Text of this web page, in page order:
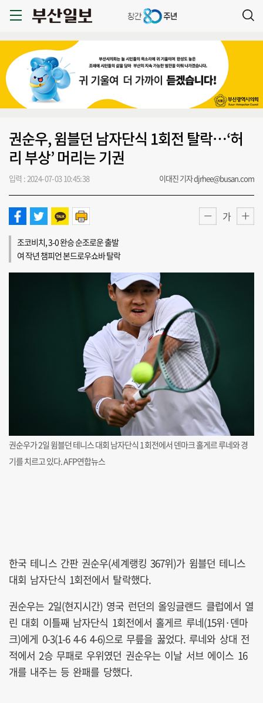
권순우, 윔블던 남자단식 1회전 탈락…‘허
리 부상’ 머리는 기권
입력 : 2024-07-03 10:45:38 이대진 기자 djrhee@busan.com
가
조코비치, 3-0 완승 순조로운 출발
여 작년 챔피언 본드로우쇼바 탈락
권순우가 2일 윔블던 테니스 대회 남자단식 1회전에서 덴마크 홀게르 루네와 경
기를 치르고 있다. AFP연합뉴스
한국 테니스 간판 권순우(세계랭킹 367위)가 윔블던 테니스
대회 남자단식 1회전에서 탈락했다.
권순우는 2일(현지시간) 영국 런던의 올잉글랜드 클럽에서 열
린 대회 이틀째 남자단식 1회전에서 홀게르 루네(15위·덴마
크)에게 0-3(1-6 4-6 4-6)으로 무릎을 꿇었다. 루네와 상대 전
적에서 2승 무패로 우위였던 권순우는 이날 서브 에이스 16
개를 내주는 등 완패를 당했다.